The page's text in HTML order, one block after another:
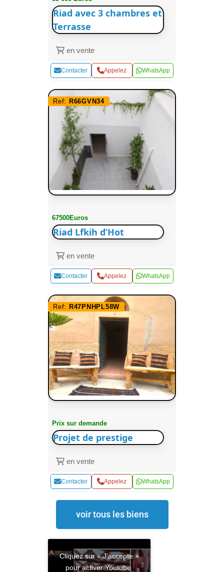
Riad avec 3 chambres et
Terrasse
en vente
Contacter Appelez WhatsApp
Ref: R66GVN34
67500Euros
Riad Lfkih d’Hot
en vente
Contacter Appelez WhatsApp
Ref: R47PNHPL58W
Prix sur demande
Projet de prestige
en vente
Contacter Appelez WhatsApp
voir tous les biens
Cliquez sur « J’accepte »
pour activer Youtube